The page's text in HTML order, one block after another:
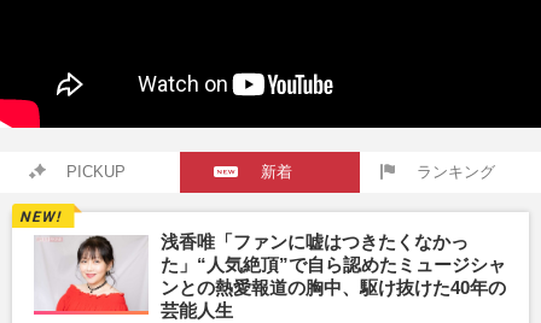
PICKUP 新着 ランキング
浅香唯「ファンに嘘はつきたくなかっ
た」“人気絶頂”で自ら認めたミュージシャ
ンとの熱愛報道の胸中、駆け抜けた40年の
芸能人生